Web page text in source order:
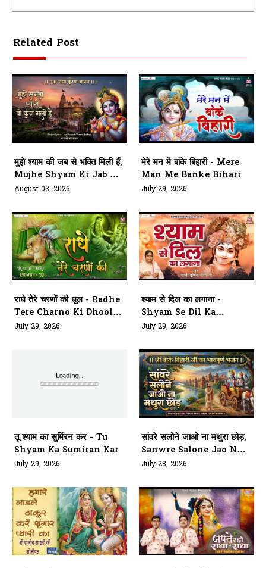
Related Post
मुझे श्याम की जब से भक्ति मिली हैं,
Mujhe Shyam Ki Jab Se
Bhakti Mili Hai
August 03, 2026
मेरे मन में बांके बिहारी - Mere
Man Me Banke Bihari
July 29, 2026
राधे तेरे चरणों की धूल - Radhe
Tere Charno Ki Dhool
Jo Mil
July 29, 2026
श्याम से दिल का लगाना -
Shyam Se Dil Ka
Lagana
July 29, 2026
तू श्याम का सुमिंरन कर - Tu
Shyam Ka Sumiran Kar
July 29, 2026
सांवरे सलोने जाओ ना मथुरा छोड़,
Sanwre Salone Jao Naa
Mathura Chhod
July 28, 2026